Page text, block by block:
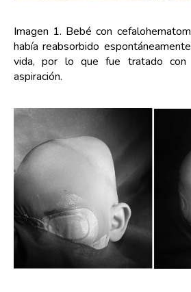
Imagen 1. Bebé con
había reabsorbido
vida, por lo que fue tratado con
aspiración.